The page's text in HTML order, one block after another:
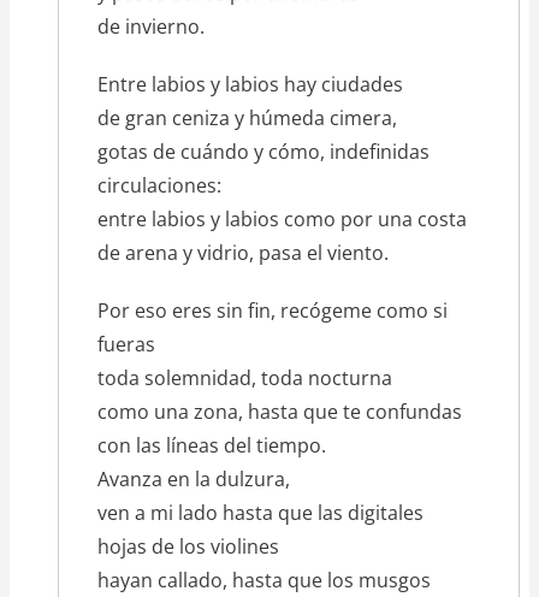
de invierno.
Entre labios y labios hay ciudades
de gran ceniza y húmeda cimera,
gotas de cuándo y cómo, indefinidas
circulaciones:
entre labios y labios como por una costa
de arena y vidrio, pasa el viento.
Por eso eres sin fin, recógeme como si
fueras
toda solemnidad, toda nocturna
como una zona, hasta que te confundas
con las líneas del tiempo.
Avanza en la dulzura,
ven a mi lado hasta que las digitales
hojas de los violines
hayan callado, hasta que los musgos